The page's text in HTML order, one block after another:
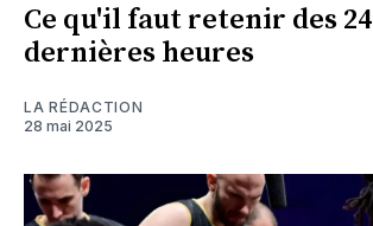
Ce qu'il faut retenir des 24
dernières heures
LA RÉDACTION
28 mai 2025